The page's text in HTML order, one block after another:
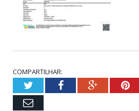
COMPARTILHAR:
TwitterFacebookGoogle+
Email